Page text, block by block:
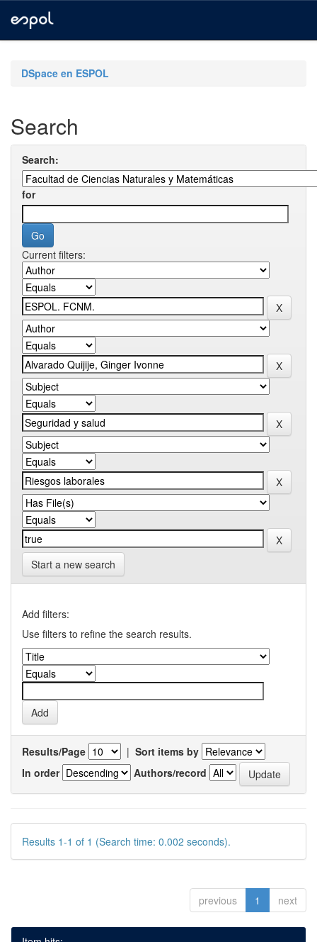
navigationDSpace en ESPOL
Search
Search:
for
Current filters:
Start a new search
Add filters:
Use filters to refine the search results.
Results/Page | Sort items by
In order
Authors/record
Results 1-1 of 1 (Search time: 0.002 seconds).
previous 1 next